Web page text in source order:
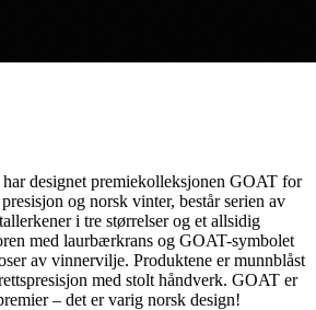
designet premiekolleksjonen GOAT for
og norsk vinter, består serien av
i tre størrelser og et allsidig
med laurbærkrans og GOAT-symbolet
av vinnervilje. Produktene er munnblåst
med stolt håndverk. GOAT er
– det er varig norsk design!